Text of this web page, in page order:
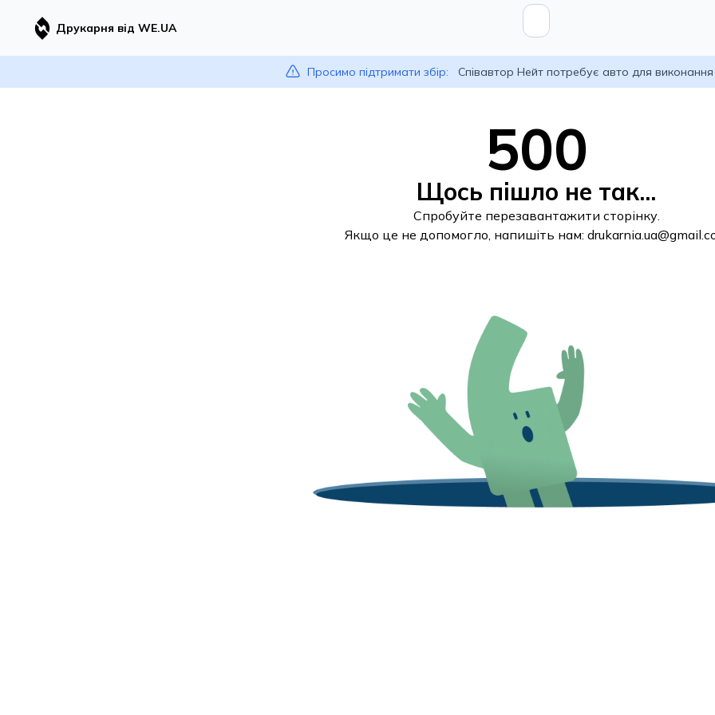
Друкарня від WE.UA
Просимо підтримати збір: Співавтор Нейт потребує авто для
500
Щось пішло не так...
Спробуйте перезавантажити сторінку.
Якщо це не допомогло, напишіть нам: